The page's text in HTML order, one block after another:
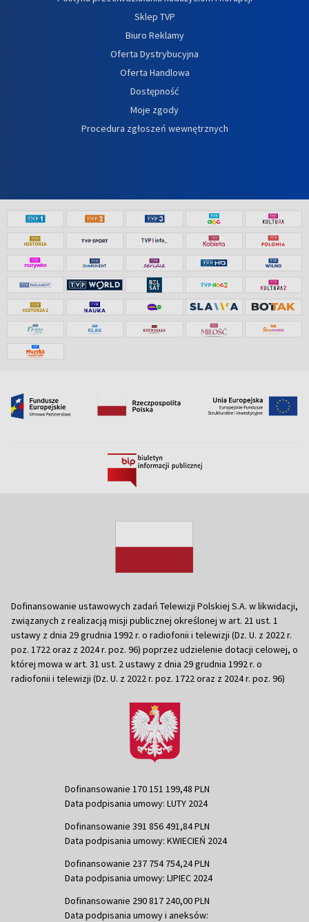
Sklep TVP
Biuro Reklamy
Oferta Dystrybucyjna
Oferta Handlowa
Dostępność
Moje zgody
Procedura zgłoszeń wewnętrznych
Dofinansowanie ustawowych zadań Telewizji Polskiej S.A. w likwidacji,
związanych z realizacją misji publicznej określonej w art. 21 ust. 1
ustawy z dnia 29 grudnia 1992 r. o radiofonii i telewizji (Dz. U. z 2022 r.
poz. 1722 oraz z 2024 r. poz. 96) poprzez udzielenie dotacji celowej, o
której mowa w art. 31 ust. 2 ustawy z dnia 29 grudnia 1992 r. o
radiofonii i telewizji (Dz. U. z 2022 r. poz. 1722 oraz z 2024 r. poz. 96)
Dofinansowanie 170 151 199,48 PLN
Data podpisania umowy: LUTY 2024
Dofinansowanie 391 856 491,84 PLN
Data podpisania umowy: KWIECIEŃ 2024
Dofinansowanie 237 754 754,24 PLN
Data podpisania umowy: LIPIEC 2024
Dofinansowanie 290 817 240,00 PLN
Data podpisania umowy i aneksów: